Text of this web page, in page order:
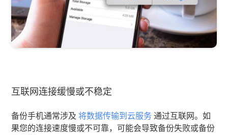
互联网连接缓慢或不稳定
备份手机通常涉及将数据传输到云服务 通过互联网。如
果您的连接速度慢或不可靠，可能会导致备份失败或备份